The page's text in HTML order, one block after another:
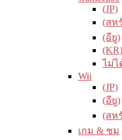
(JP)
(สห
(อียู)
(KR)
ไม่ไ
Wii
(JP)
(อียู)
(สห
เกม & ชม